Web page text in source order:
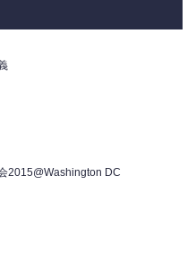
2015@Washington DC